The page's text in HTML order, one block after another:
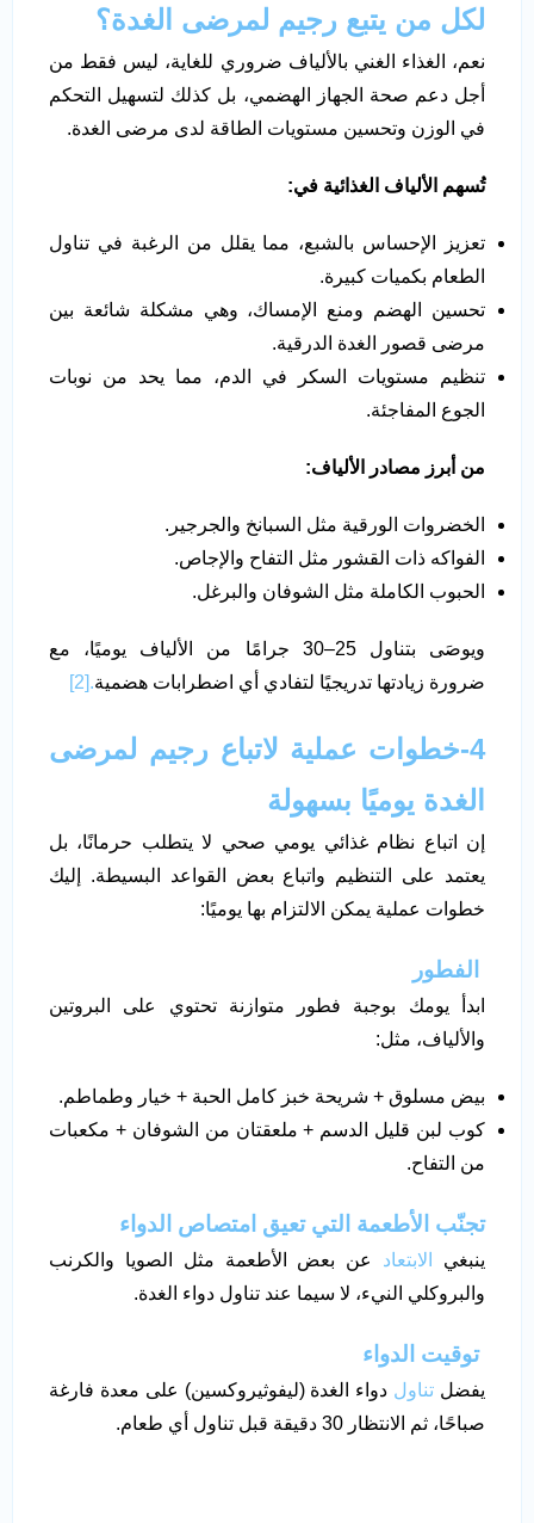
لكل من يتبع رجيم لمرضى الغدة؟
نعم، الغذاء الغني بالألياف ضروري للغاية، ليس فقط من
أجل دعم صحة الجهاز الهضمي، بل كذلك لتسهيل التحكم
في الوزن وتحسين مستويات الطاقة لدى مرضى الغدة.
تُسهم الألياف الغذائية في:
تعزيز الإحساس بالشبع، مما يقلل من الرغبة في تناول
الطعام بكميات كبيرة.
تحسين الهضم ومنع الإمساك، وهي مشكلة شائعة بين
مرضى قصور الغدة الدرقية.
تنظيم مستويات السكر في الدم، مما يحد من نوبات
الجوع المفاجئة.
من أبرز مصادر الألياف:
الخضروات الورقية مثل السبانخ والجرجير.
الفواكه ذات القشور مثل التفاح والإجاص.
الحبوب الكاملة مثل الشوفان والبرغل.
ويوصَى بتناول 25–30 جرامًا من الألياف يوميًا، مع
ضرورة زيادتها تدريجيًا لتفادي أي اضطرابات هضمية.[2]
4- خطوات عملية لاتباع رجيم لمرضى
الغدة يوميًا بسهولة
إن اتباع نظام غذائي يومي صحي لا يتطلب حرمانًا، بل
يعتمد على التنظيم واتباع بعض القواعد البسيطة. إليك
خطوات عملية يمكن الالتزام بها يوميًا:
الفطور
ابدأ يومك بوجبة فطور متوازنة تحتوي على البروتين
والألياف، مثل:
بيض مسلوق + شريحة خبز كامل الحبة + خيار وطماطم.
كوب لبن قليل الدسم + ملعقتان من الشوفان + مكعبات
من التفاح.
تجنّب الأطعمة التي تعيق امتصاص الدواء
ينبغي الابتعاد عن بعض الأطعمة مثل الصويا والكرنب
والبروكلي النيء، لا سيما عند تناول دواء الغدة.
توقيت الدواء
يفضل تناول دواء الغدة (ليفوثيروكسين) على معدة فارغة
صباحًا، ثم الانتظار 30 دقيقة قبل تناول أي طعام.